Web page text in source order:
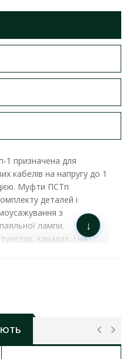
1 призначена для
кабелів на напругу до 1
Муфти ПСТп
деталей і
з
лампи.
каналах, і на
↓